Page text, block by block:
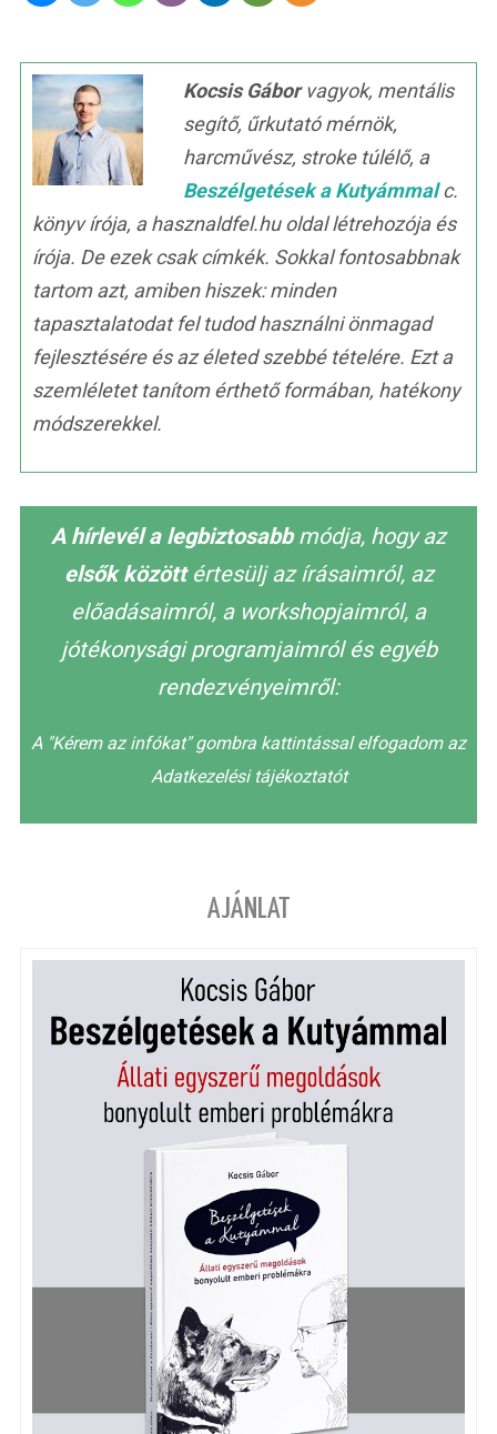
Kocsis Gáborvagyok, mentális
segítő, űrkutató mérnök,
harcművész, stroke túlélő, a
Beszélgetések a Kutyámmalc.
könyv írója, a hasznaldfel.hu oldal létrehozója és
írója. De ezek csak címkék. Sokkal fontosabbnak
tartom azt, amiben hiszek: minden
tapasztalatodat fel tudod használni önmagad
fejlesztésére és az életed szebbé tételére. Ezt a
szemléletet tanítom érthető formában, hatékony
módszerekkel.
A hírlevél a legbiztosabbmódja, hogy az
elsők közöttértesülj az írásaimról, az
előadásaimról, a workshopjaimról, a
jótékonysági programjaimról és egyéb
rendezvényeimről:
A "Kérem az infókat" gombra kattintással elfogadom az
Adatkezelési tájékoztatót
AJÁNLAT